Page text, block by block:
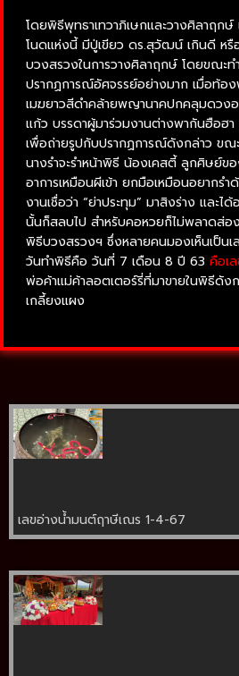
โดยพิธีพุทธาเทวาภิเษกและวางศิลาฤกษ์
โนดแห่งนี้ มีปู่เขียว ดร.สุวัฒน์ เกินดี หรื
บวงสรวงในการวางศิลาฤกษ์ โดยขณะ
ปรากฏการณ์อัศจรรย์อย่างมาก เมื่อท้อง
เมฆยาวสีดำคล้ายพญานาคปกคลุมดวง
แก้ว บรรดาผู้มาร่วมงานต่างพากันฮือฮ
เพื่อถ่ายรูปกับปรากฏการณ์ดังกล่าว ขณ
นางรำจะรำหน้าพิธี น้องเคสตี้ ลูกศิษย์ขอ
อาการเหมือนผีเข้า ยกมือเหมือนอยากร
งานเชื่อว่า “ย่าประทุม” มาสิงร่าง และไ
นั้นก็สลบไป สำหรับคอหวยก็ไม่พลาดส่อ
พิธีบวงสรวงฯ ซึ่งหลายคนมองเห็นเป็นเ
วันทำพิธีคือ วันที่ 7 เดือน 8 ปี 63 คือเ
พ่อค้าแม่ค้าลอตเตอร์รี่ที่มาขายในพิธีดัง
เกลี้ยงแผง
เลขอ่างน้ำมนต์ฤาษีเณร 1-4-67